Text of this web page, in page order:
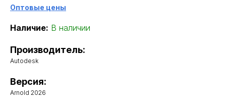
Оптовые цены
Наличие: В наличии
Производитель:
Autodesk
Версия:
Arnold 2026